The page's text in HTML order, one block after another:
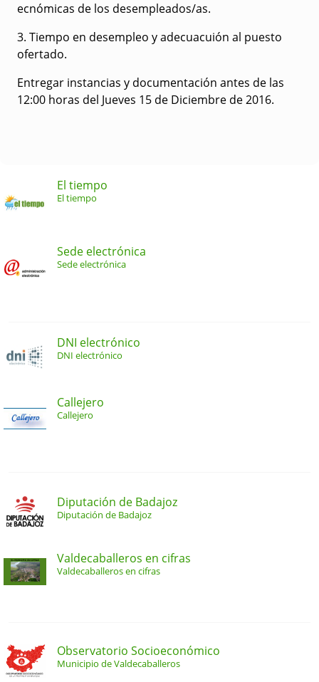
ecnómicas de los desempleados/as.
3. Tiempo en desempleo y adecuacuión al puesto
ofertado.
Entregar instancias y documentación antes de las
12:00 horas del Jueves 15 de Diciembre de 2016.
El tiempo
El tiempo
Sede electrónica
Sede electrónica
DNI electrónico
DNI electrónico
Callejero
Callejero
Diputación de Badajoz
Diputación de Badajoz
Valdecaballeros en cifras
Valdecaballeros en cifras
Observatorio Socioeconómico
Municipio de Valdecaballeros